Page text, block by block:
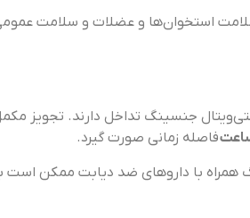
استخوان‌ها و عضلات و سلامت
جنسینگ تداخل دارند. تجویز
فاصله زمانی صورت گیرد.
با داروهای ضد دیابت ممکن است